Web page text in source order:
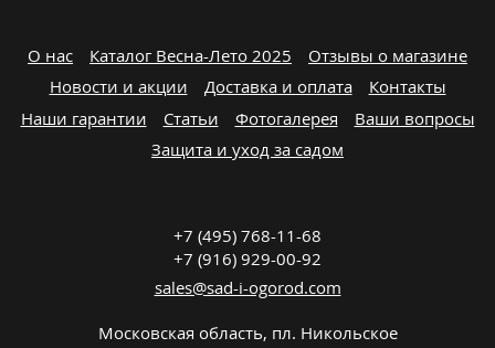
О нас Каталог Весна-Лето 2025
Отзывы о магазине
Новости и акции
Доставка и оплата
Контакты
Наши гарантии
Статьи Фотогалерея
Ваши вопросы
Защита и уход за садом
+7 (495) 768-11-68
+7 (916) 929-00-92
sales@sad-i-ogorod.com
Московская область, пл. Никольcкое